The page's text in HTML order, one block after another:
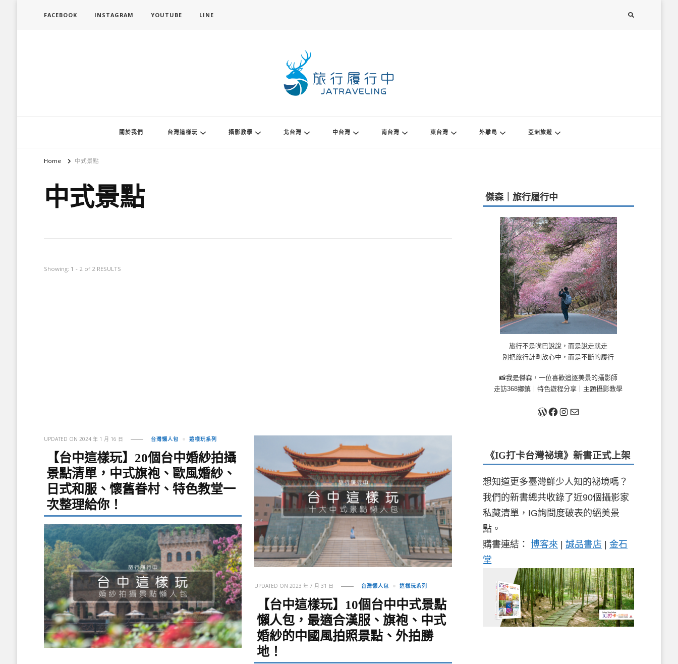
FACEBOOK INSTAGRAM YOUTUBE LINE
關於我們 台灣這樣玩 攝影教學 北台灣 中台灣 南台灣 東台灣 外離島 亞洲旅遊
Home 中式景點
中式景點
Showing: 1 - 2 of 2 RESULTS
UPDATED ON2024 年 1 月 16 日 台灣懶人包 這樣玩系列
【台中這樣玩】20個台中婚紗拍攝
景點清單，中式旗袍、歐風婚紗、
日式和服、懷舊眷村、特色教堂一
次整理給你！
UPDATED ON 2023 年 7 月 31 日 台灣懶人包 這樣玩系列
【台中這樣玩】10個台中中式景點
懶人包，最適合漢服、旗袍、中式
婚紗的中國風拍照景點、外拍勝
地！
傑森｜旅行履行中
旅行不是嘴巴說說，而是說走就走
別把旅行計劃放心中，而是不斷的履行
📸我是傑森，一位喜歡追逐美景的攝影師
走訪368鄉鎮｜特色遊程分享｜主題攝影教學
關於我 Facebook
Instagram
《IG打卡台灣祕境》新書正式上架
想知道更多臺灣鮮少人知的祕境嗎？
我們的新書總共收錄了近90個攝影家
私藏清單，IG詢問度破表的絕美景
點。
購書連結： 博客來 | 誠品書店 | 金石
堂